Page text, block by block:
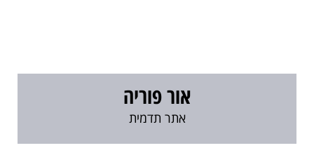
אור פוריה
אתר תדמית